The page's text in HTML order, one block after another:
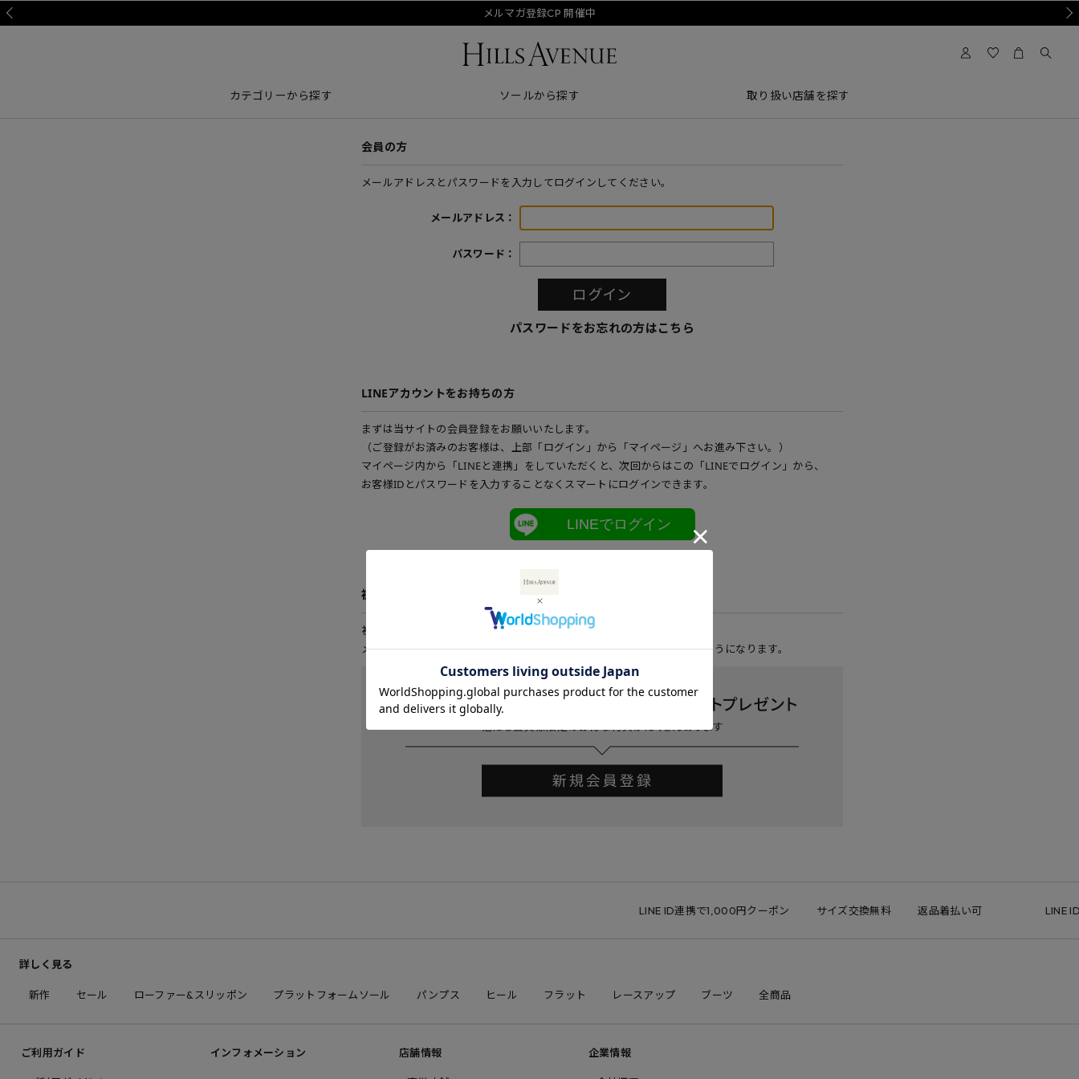
メルマガ登録CP 開催中
カテゴリーから探す ソールから探す 取り扱い店舗を探す
会員の方
メールアドレスとパスワードを入力してログインしてください。
メールアドレス：
パスワード：
パスワードをお忘れの方はこちら
LINEアカウントをお持ちの方
まずは当サイトの会員登録をお願いいたします。
（ご登録がお済みのお客様は、上部「ログイン」から「マイページ」へお進み下さい。）
マイページ内から「LINEと連携」をしていただくと、次回からはこの「LINEでログイン」から、
お客様IDとパスワードを入力することなくスマートにログインできます。
LINEでログイン
初めてご利用の方
初めてご利用のお客様は、こちらから会員登録を行って下さい。
メールアドレスとパスワードを登録しておくと便利にお買い物ができるようになります。
LINE ID連携で1,000円クーポン サイズ交換無料 返品着払い可 LINE ID
詳しく見る
新作 セール ローファー&スリッポン プラットフォームソール パンプス ヒール フラット レースアップ ブーツ 全商品
ご利用ガイド インフォメーション 店舗情報 企業情報